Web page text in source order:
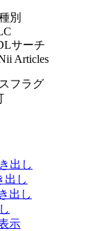
別
サーチ
Articles
フラグ
出し
出し
出し
示